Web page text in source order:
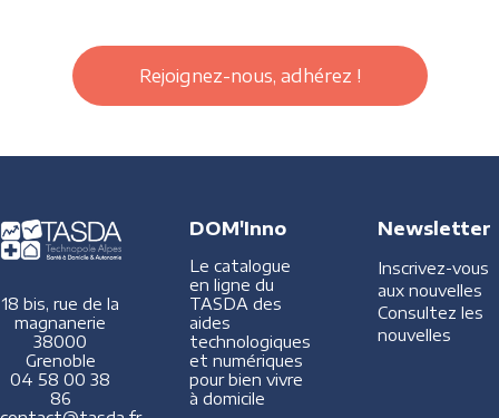
Rejoignez-nous, adhérez !
18 bis, rue de la
magnanerie
38000
Grenoble
04 58 00 38
86
DOM'Inno
Le catalogue
en ligne du
TASDA des
aides
technologiques
et numériques
pour bien vivre
à domicile
Newsletter
Inscrivez-vous
aux nouvelles
Consultez les
nouvelles